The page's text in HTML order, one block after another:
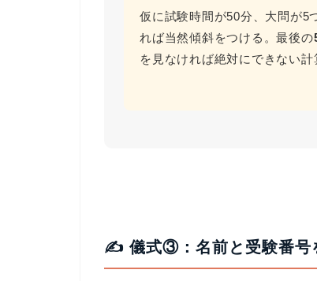
仮に試験時間が50分、大問が5
れば当然傾斜をつける。最後の
を見なければ絶対にできない計
✍️ 儀式③：名前と受験番号